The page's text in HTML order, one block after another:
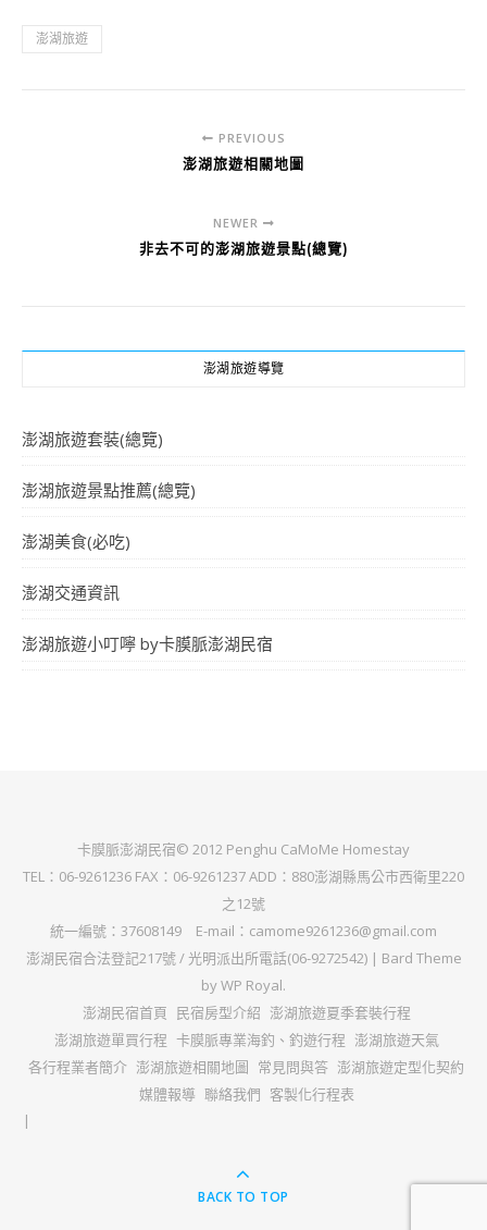
澎湖旅遊
PREVIOUS
澎湖旅遊相關地圖
NEWER
非去不可的澎湖旅遊景點(總覽)
澎湖旅遊導覽
澎湖旅遊套裝(總覽)
澎湖旅遊景點推薦(總覽)
澎湖美食(必吃)
澎湖交通資訊
澎湖旅遊小叮嚀 by卡膜脈澎湖民宿
卡膜脈澎湖民宿© 2012 Penghu CaMoMe Homestay
TEL：06-9261236 FAX：06-9261237 ADD：880澎湖縣馬公市西衛里220
之12號
統一編號：37608149 E-mail：camome9261236@gmail.com
澎湖民宿合法登記217號 / 光明派出所電話(06-9272542) | Bard Theme
byWP Royal.
澎湖民宿首頁 民宿房型介紹 澎湖旅遊夏季套裝行程
澎湖旅遊單買行程 卡膜脈專業海釣、釣遊行程 澎湖旅遊天氣
各行程業者簡介 澎湖旅遊相關地圖 常見問與答 澎湖旅遊定型化契約
媒體報導 聯絡我們 客製化行程表
BACK TO TOP